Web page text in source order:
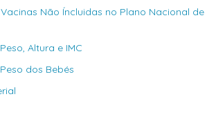
Não Íncluidas no Plano Nacional de
Altura e IMC
dos Bebés